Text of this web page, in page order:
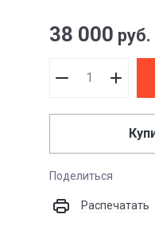
38 000 руб.
Поделиться
Распечатать